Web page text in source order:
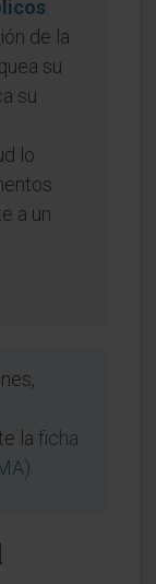
de la
su
su
lo
a un
la ficha